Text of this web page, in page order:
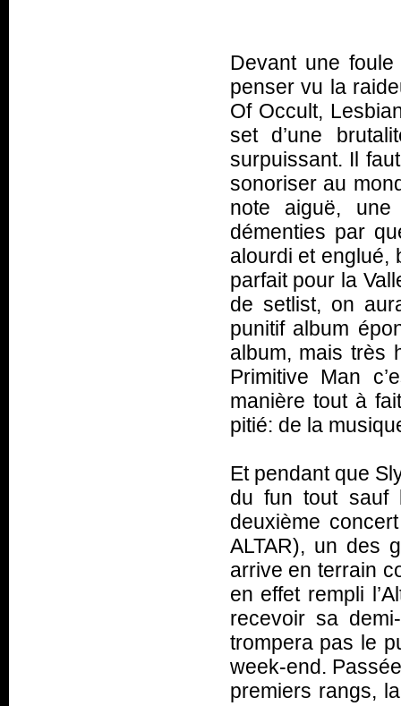
Devant une
penser vu la
Of Occult,
set d’une
surpuissant. Il
sonoriser au
note aiguë, une
démenties par
alourdi et englué,
parfait pour la
de setlist, on
punitif album
album, mais très
Primitive Man
manière tout à
pitié: de la
Et pendant que
du fun tout sauf
deuxième
ALTAR), un des
arrive en terrain
en effet rempli
recevoir sa
trompera pas le
week-end.
premiers rangs,